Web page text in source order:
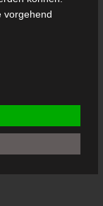
hat uns
endete beim
die
vorgehend